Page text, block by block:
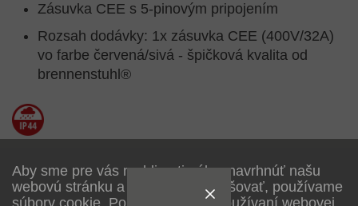
Aby sme pre vás mohli optimálne navrhnúť našu
webovú stránku a neustále ju zlepšovať, používame
Zásuvka CEE s 5-pinovým pripojením
Rozsah dodávky: 1x zásuvka CEE (400V/32A)
vo farbe červená/sivá - špičková kvalita od
brennenstuhl®
Popis